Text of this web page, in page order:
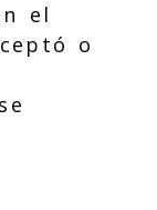
el
o